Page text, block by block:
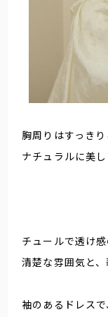
胸周りはすっき
ナチュラルに美し
チュールで透け
清楚な雰囲気と、
袖のあるドレス